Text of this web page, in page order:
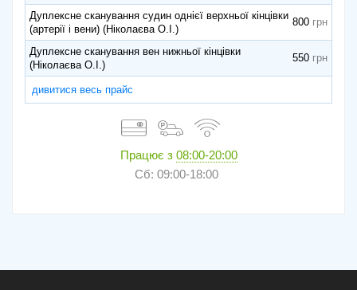
Дуплексне сканування судин однієї верхньої кінцівки
(артерії і вени) (Ніколаєва О.І.)
800
Дуплексне сканування вен нижньої кінцівки
(Ніколаєва О.І.)
550
дивитися весь прайс
Працює з 08:00-20:00
Сб: 09:00-18:00